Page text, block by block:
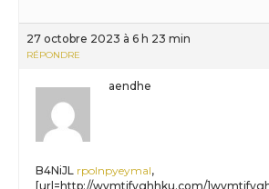
27 octobre 2023 à 6 h 23 min
RÉPONDRE
aendhe
B4NiJL rpolnpyeymal,
[url=http://wvmtjfyghhku.com/